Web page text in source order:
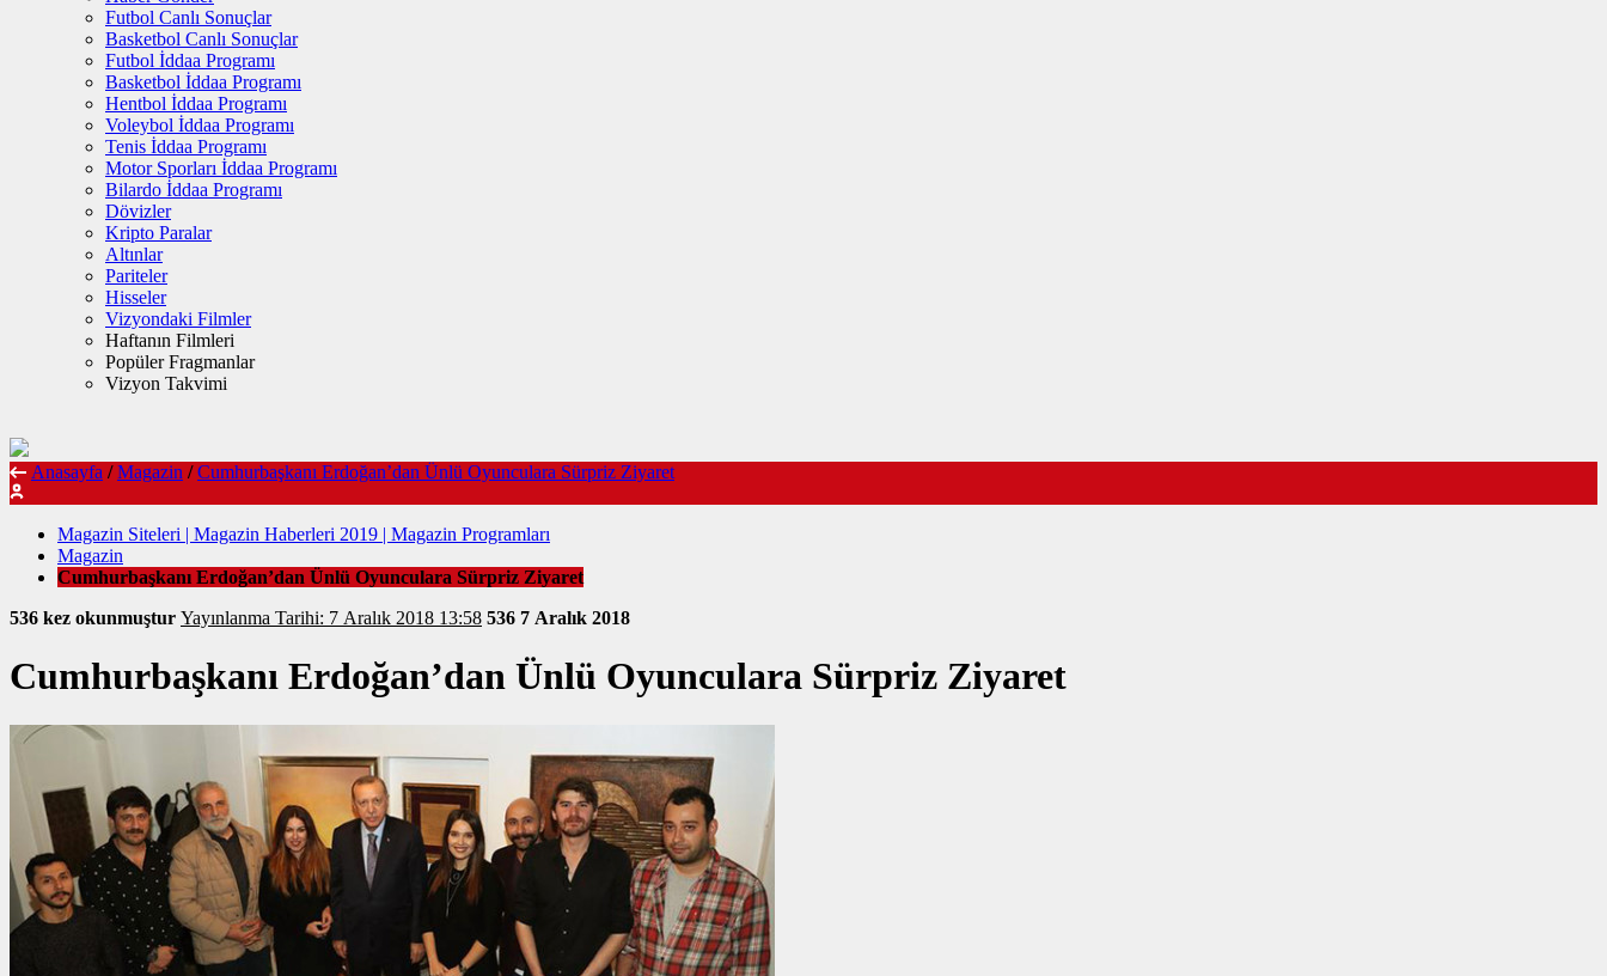
Futbol Canlı Sonuçlar
Basketbol Canlı Sonuçlar
Futbol İddaa Programı
Basketbol İddaa Programı
Hentbol İddaa Programı
Voleybol İddaa Programı
Tenis İddaa Programı
Motor Sporları İddaa Programı
Bilardo İddaa Programı
Dövizler
Kripto Paralar
Altınlar
Pariteler
Hisseler
Vizyondaki Filmler
Haftanın Filmleri
Popüler Fragmanlar
Vizyon Takvimi
Anasayfa / Magazin / Cumhurbaşkanı Erdoğan’dan Ünlü Oyunculara Sürpriz Ziyaret
Magazin Siteleri | Magazin Haberleri 2019 | Magazin Programları
Magazin
Cumhurbaşkanı Erdoğan’dan Ünlü Oyunculara Sürpriz Ziyaret
536 kez okunmuştur
Yayınlanma Tarihi: 7 Aralık 2018 13:58 536 7 Aralık 2018
Cumhurbaşkanı Erdoğan’dan Ünlü Oyunculara Sürpriz Ziyaret